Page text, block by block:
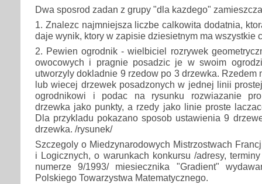
Dwa sposrod zadan z grupy "dla kazdego"
1. Znalezc najmniejsza liczbe calkowita dodatnia,
daje wynik, ktory w zapisie dziesietnym ma wszystkie
2. Pewien ogrodnik - wielbiciel rozrywek
owocowych i pragnie posadzic je w swoim
utworzyly dokladnie 9 rzedow po 3 drzewka. Rzedem
lub wiecej drzewek posadzonych w jednej linii
ogrodnikowi i podac na rysunku rozwiazanie
drzewka jako punkty, a rzedy jako linie proste
Dla przykladu pokazano sposob ustawienia 9
drzewka. /rysunek/
Szczegoly o Miedzynarodowych Mistrzostwach
i Logicznych, o warunkach konkursu /adresy,
numerze 9/1993/ miesiecznika "Gradient"
Polskiego Towarzystwa Matematycznego.